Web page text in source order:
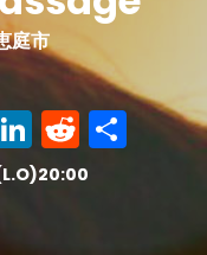
庭市
LinkedIn
Reddit
共